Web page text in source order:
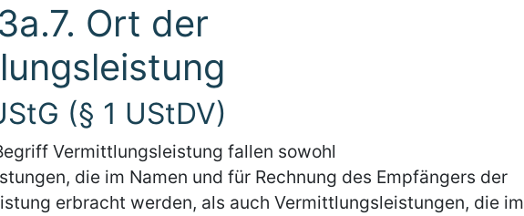
Ort der
(§ 1 UStDV)
Vermittlungsleistung fallen sowohl
die im Namen und für Rechnung des Empfängers der
erbracht werden, als auch Vermittlungsleistungen, die im